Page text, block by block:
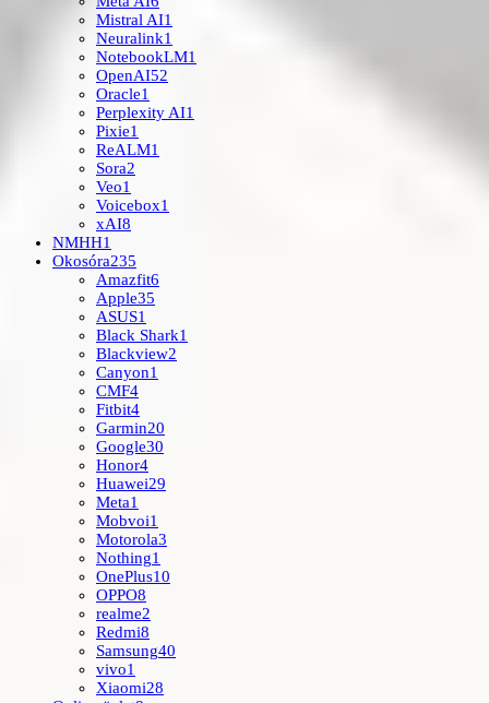
Mistral AI1
Neuralink1
NotebookLM1
OpenAI52
Oracle1
Perplexity AI1
Pixie1
ReALM1
Sora2
Veo1
Voicebox1
xAI8
NMHH1
Okosóra235
Amazfit6
Apple35
ASUS1
Black Shark1
Blackview2
Canyon1
CMF4
Fitbit4
Garmin20
Google30
Honor4
Huawei29
Meta1
Mobvoi1
Motorola3
Nothing1
OnePlus10
OPPO8
realme2
Redmi8
Samsung40
vivo1
Xiaomi28